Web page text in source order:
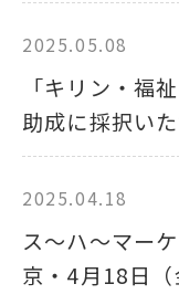
2025.05.08
「キリン・福
助成に採択いた
2025.04.18
ス～ハ～マー
京・4月18日（